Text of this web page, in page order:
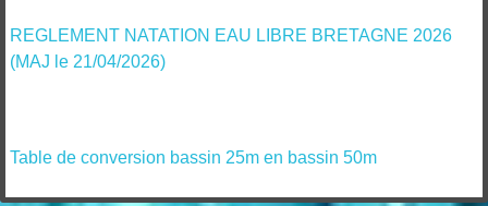
REGLEMENT NATATION EAU LIBRE BRETAGNE 2026
(MAJ le 21/04/2026)
Table de conversion bassin 25m en bassin 50m